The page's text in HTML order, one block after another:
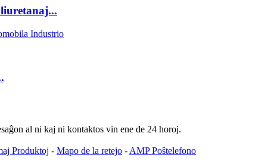
al ni kaj ni kontaktos vin ene de 24 horoj.
Produktoj - Mapo de la retejo - AMP Poŝtelefono